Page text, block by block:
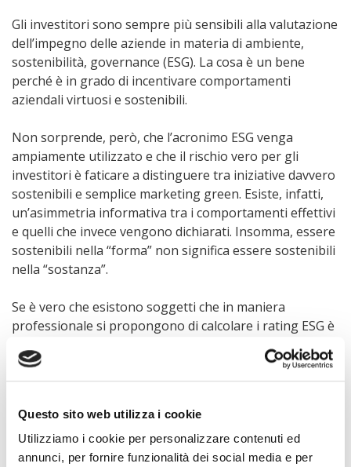
Questo sito web utilizza i cookie
Utilizziamo i cookie per personalizzare contenuti ed
annunci, per fornire funzionalità dei social media e per
Gli investitori sono sempre più sensibili alla valutazione
dell’impegno delle aziende in materia di ambiente,
sostenibilità, governance (ESG). La cosa è un bene
perché è in grado di incentivare comportamenti
aziendali virtuosi e sostenibili.
Non sorprende, però, che l’acronimo ESG venga
ampiamente utilizzato e che il rischio vero per gli
investitori è faticare a distinguere tra iniziative davvero
sostenibili e semplice marketing green. Esiste, infatti,
un’asimmetria informativa tra i comportamenti effettivi
e quelli che invece vengono dichiarati. Insomma, essere
sostenibili nella “forma” non significa essere sostenibili
nella “sostanza”.
Se è vero che esistono soggetti che in maniera
professionale si propongono di calcolare i rating ESG è
anche vero che le differenze esistenti negli attributi e
nelle metriche di misurazione influenzano il giudizio di
sostenibilità. E questo è un problema per gli investitori
possono mettere in atto comportamenti di
greenwashing , nella misura in cui comunicano un
impegno su ESG che in realtà non esiste.